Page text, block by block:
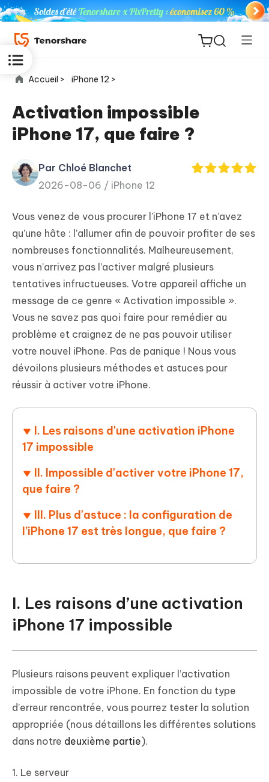
for iOS
PDNob
Editor
iAnyGo
Accueil > iPhone 12 >
Activation impossible
iPhone 17, que faire ?
Par Chloé Blanchet
2026-08-06 / iPhone 12
Vous venez de vous procurer l’iPhone 17 et n’avez
qu’une hâte : l’allumer afin de pouvoir profiter de ses
nombreuses fonctionnalités. Malheureusement,
vous n’arrivez pas l’activer malgré plusieurs
tentatives infructueuses. Votre appareil affiche un
message de ce genre « Activation impossible ».
Vous ne savez pas quoi faire pour remédier au
problème et craignez de ne pas pouvoir utiliser
votre nouvel iPhone. Pas de panique ! Nous vous
dévoilons plusieurs méthodes et astuces pour
réussir à activer votre iPhone.
I. Les raisons d'une activation iPhone
17 impossible
II. Impossible d'activer votre iPhone 17,
que faire ?
III. Plus d'astuce : la configuration de
l’iPhone 17 est très longue, que faire ?
I. Les raisons d’une activation
iPhone 17 impossible
Plusieurs raisons peuvent expliquer l’activation
impossible de votre iPhone. En fonction du type
d’erreur rencontrée, vous pourrez tester la solution
appropriée (nous détaillons les différentes solutions
dans notre deuxième partie).
1. Le serveur